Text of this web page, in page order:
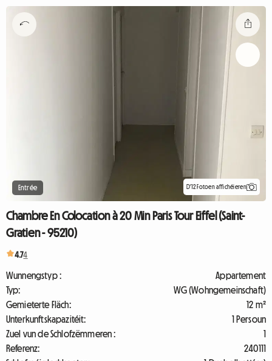
Entrée D'12 Fotoen affichéieren
Chambre En Colocation à 20 Min Paris Tour Eiffel (Saint-
Gratien - 95210)
4.74
Wunnengstyp :
Appartement
Typ:
WG (Wohngemeinschaft)
Gemieterte Fläch:
12 m²
Unterkunftskapazitéit:
1 Persoun
Zuel vun de Schlofzëmmeren :
1
Referenz:
240111